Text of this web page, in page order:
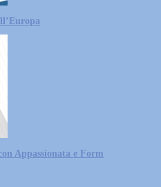
Appassionata e Form